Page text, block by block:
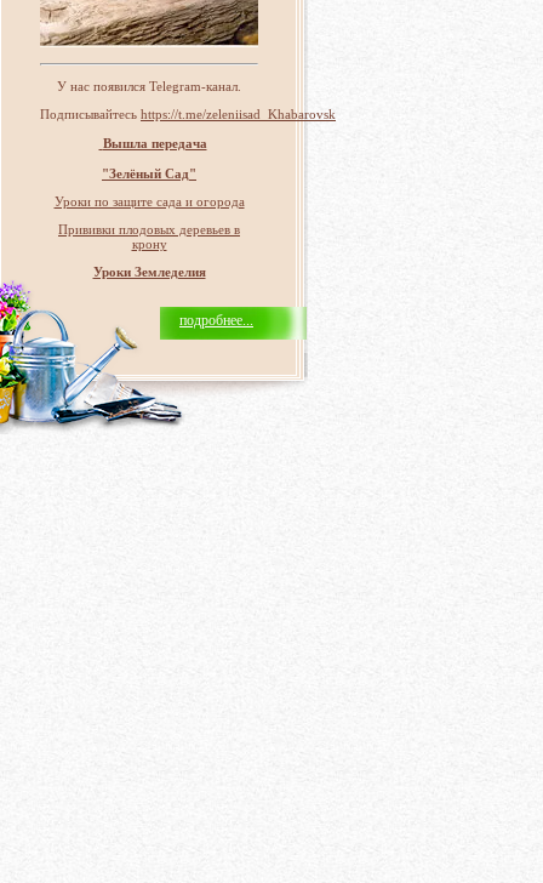
У нас появился Telegram-канал.
Подписывайтесь https://t.me/zeleniisad_Khabarovsk
Вышла передача
"Зелёный Сад"
Уроки по защите сада и огорода
Прививки плодовых деревьев в
крону
Уроки Земледелия
подробнее...